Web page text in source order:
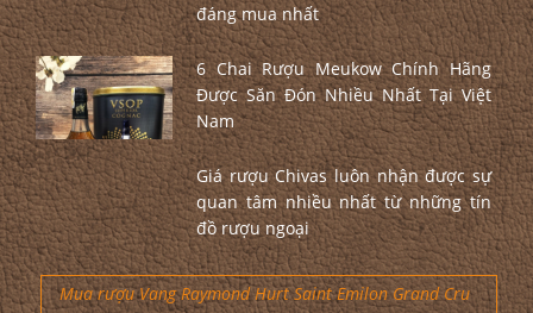
đáng mua nhất
6 Chai Rượu Meukow Chính Hãng
Được Săn Đón Nhiều Nhất Tại Việt
Nam
Giá rượu Chivas luôn nhận được sự
quan tâm nhiều nhất từ những tín
đồ rượu ngoại
Mua rượu Vang Raymond Hurt Saint Emilon Grand Cru